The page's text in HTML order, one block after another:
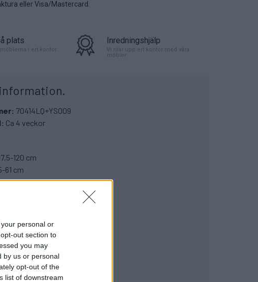
personal or
out section to
you may
by us or personal
opt-out of the
list of downstream
eller Visa/Mastercard.
plats
i ert kontor
Inredningshjälp
Vi ritar upp ert kontor med våra
möbler
70414LQ+YS009
Ca 4 veckor
120 cm
61 cm